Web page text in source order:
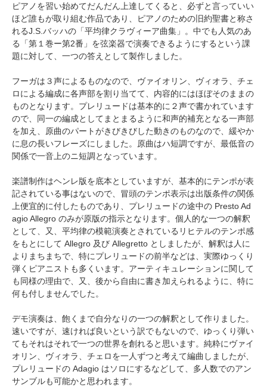
ピアノを習い始めてだんだん上達してくると、必ずと言っていい
ほど誰もが取り組む作品であり、ピアノのための旧約聖書と称さ
れるJ.S.バッハの「平均律クラヴィーア曲集」。中でも人気のあ
る「第１巻ー第2番」を弦楽器で演奏できるようにするという課
題に対して、一つの答えとして製作しました。
フーガは３声によるものなので、ヴァイオリン、ヴィオラ、チェ
ロによる編成に各声部を割り当てて、内容的にはほぼそのままの
ものとなります。プレリュードは基本的に２声で書かれています
ので、同一の編成としてまとまるように和声的補充となる一声部
を加え、原曲のパートがきびきびした動きのものなので、緩やか
に息の長いフレーズにしました。原曲はハ短調ですが、最低音の
関係で一音上のニ短調となっています。
楽譜制作はヘンレ版を底本としていますが、基本的にテンポが表
記されている事はないので、冒頭のテンポ表示は出版条件の関係
上便宜的に付したものであり、プレリュードの途中の Presto Ad
agio Allegro のみが原版の指示となります。個人的な一つの解釈
として、又、平均律の模範演奏とされているリヒテルのテンポ感
をもとにして Allegro 及び Allegretto としましたが、解釈は人に
よりまちまちで、特にプレリュードの前半などは、実際ゆっくり
弾くピアニストも多くいます。アーティキュレーションに関して
も同様の理由で、又、後から自由に書き加えられるように、特に
何も付しませんでした。
デモ演奏は、飽くまで自分なりの一つの解釈として作りました。
速いですが、速ければ良いという訳でもないので、ゆっくり弾い
てもそれはそれで一つの世界を創れると思います。純粋にヴァイ
オリン、ヴィオラ、チェロを一人ずつと考えて編曲しましたが、
プレリュードの Adagio はソロにするなどして、多人数でのアン
サンブルも可能かと思われます。